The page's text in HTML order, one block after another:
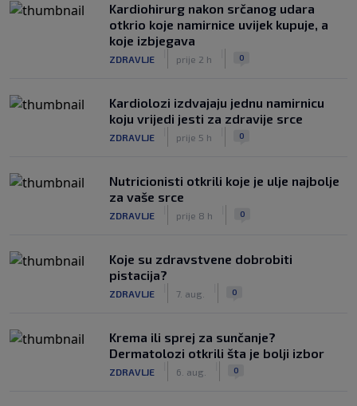
Kardiohirurg nakon srčanog udara
otkrio koje namirnice uvijek kupuje, a
koje izbjegava
ZDRAVLJE prije 2 h 0
Kardiolozi izdvajaju jednu namirnicu
koju vrijedi jesti za zdravije srce
ZDRAVLJE prije 5 h 0
Nutricionisti otkrili koje je ulje najbolje
za vaše srce
ZDRAVLJE prije 8 h 0
Koje su zdravstvene dobrobiti
pistacija?
ZDRAVLJE 7. aug. 0
Krema ili sprej za sunčanje?
Dermatolozi otkrili šta je bolji izbor
ZDRAVLJE 6. aug. 0